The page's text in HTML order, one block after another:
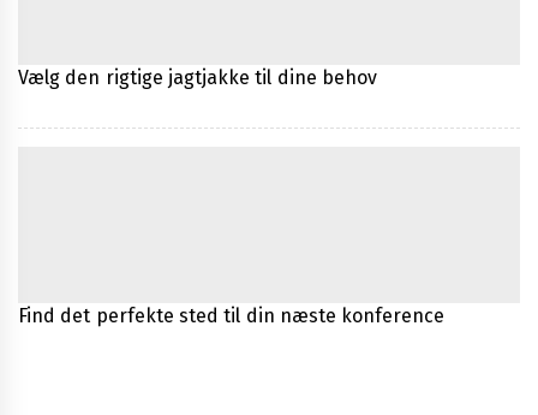
Vælg den rigtige jagtjakke til dine behov
Find det perfekte sted til din næste konference